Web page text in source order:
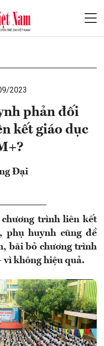
2023
phản đối
kết giáo dục
Đại
trình liên kết
phụ huynh cũng đề
bãi bỏ chương trình
vì không hiệu quả.